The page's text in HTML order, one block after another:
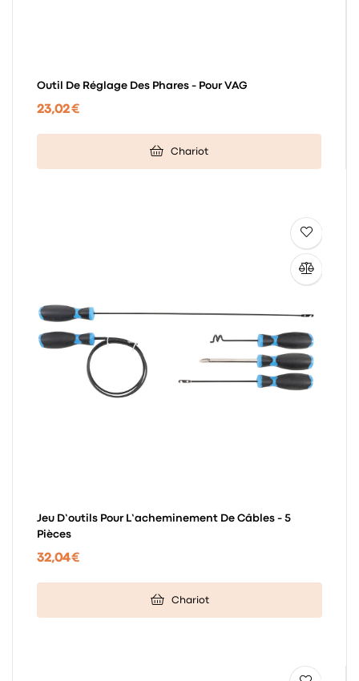
Outil De Réglage Des Phares - Pour VAG
23,02 €
Chariot
Jeu D’outils Pour L’acheminement De Câbles - 5
Pièces
32,04 €
Chariot